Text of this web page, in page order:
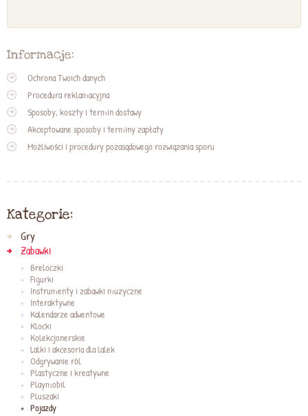
Informacje:
Ochrona Twoich danych
Procedura reklamacyjna
Sposoby, koszty i termin dostawy
Akceptowane sposoby i terminy zapłaty
Możliwości i procedury pozasądowego rozwiązania sporu
Kategorie:
Gry
Zabawki
Breloczki
Figurki
Instrumenty i zabawki muzyczne
Interaktywne
Kalendarze adwentowe
Klocki
Kolekcjonerskie
Lalki i akcesoria dla lalek
Odgrywanie ról
Plastyczne i kreatywne
Playmobil
Pluszaki
Pojazdy